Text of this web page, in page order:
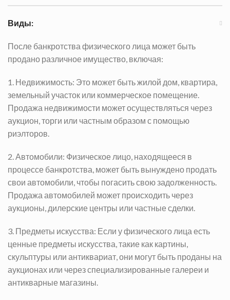
Виды:
После банкротства физического лица может быть
продано различное имущество, включая:
1. Недвижимость: Это может быть жилой дом, квартира,
земельный участок или коммерческое помещение.
Продажа недвижимости может осуществляться через
аукцион, торги или частным образом с помощью
риэлторов.
2. Автомобили: Физическое лицо, находящееся в
процессе банкротства, может быть вынуждено продать
свои автомобили, чтобы погасить свою задолженность.
Продажа автомобилей может происходить через
аукционы, дилерские центры или частные сделки.
3. Предметы искусства: Если у физического лица есть
ценные предметы искусства, такие как картины,
скульптуры или антиквариат, они могут быть проданы на
аукционах или через специализированные галереи и
антикварные магазины.